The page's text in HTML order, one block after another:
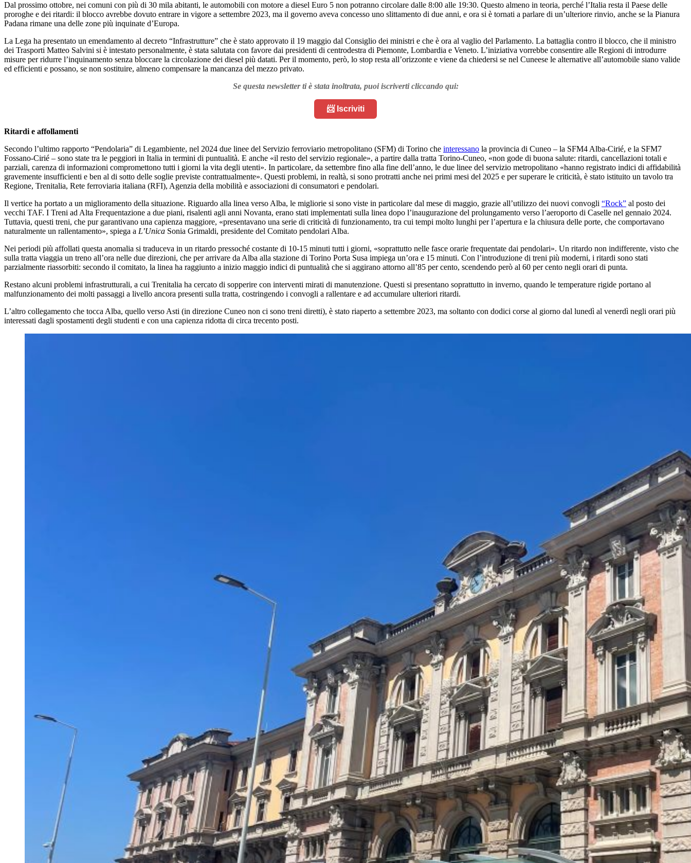
Dal prossimo ottobre, nei comuni con più di 30 mila abitanti, le automobili con motore a diesel Euro 5 non potranno circolare dalle 8:00 alle 19:30. Questo almeno in teoria, perché l’Italia resta il Paese delle
proroghe e dei ritardi: il blocco avrebbe dovuto entrare in vigore a settembre 2023, ma il governo aveva concesso uno slittamento di due anni, e ora si è tornati a parlare di un’ulteriore rinvio, anche se la Pianura
Padana rimane una delle zone più inquinate d’Europa.
La Lega ha presentato un emendamento al decreto “Infrastrutture” che è stato approvato il 19 maggio dal Consiglio dei ministri e che è ora al vaglio del Parlamento. La battaglia contro il blocco, che il ministro
dei Trasporti Matteo Salvini si è intestato personalmente, è stata salutata con favore dai presidenti di centrodestra di Piemonte, Lombardia e Veneto. L’iniziativa vorrebbe consentire alle Regioni di introdurre
misure per ridurre l’inquinamento senza bloccare la circolazione dei diesel più datati. Per il momento, però, lo stop resta all’orizzonte e viene da chiedersi se nel Cuneese le alternative all’automobile siano valide
ed efficienti e possano, se non sostituire, almeno compensare la mancanza del mezzo privato.
Se questa newsletter ti è stata inoltrata, puoi iscriverti cliccando qui:
📨 Iscriviti
Ritardi e affollamenti
Secondo l’ultimo rapporto “Pendolaria” di Legambiente, nel 2024 due linee del Servizio ferroviario metropolitano (SFM) di Torino che interessano la provincia di Cuneo – la SFM4 Alba-Cirié, e la SFM7
Fossano-Cirié – sono state tra le peggiori in Italia in termini di puntualità. E anche «il resto del servizio regionale», a partire dalla tratta Torino-Cuneo, «non gode di buona salute: ritardi, cancellazioni totali e
parziali, carenza di informazioni compromettono tutti i giorni la vita degli utenti». In particolare, da settembre fino alla fine dell’anno, le due linee del servizio metropolitano «hanno registrato indici di affidabilità
gravemente insufficienti e ben al di sotto delle soglie previste contrattualmente». Questi problemi, in realtà, si sono protratti anche nei primi mesi del 2025 e per superare le criticità, è stato istituito un tavolo tra
Regione, Trenitalia, Rete ferroviaria italiana (RFI), Agenzia della mobilità e associazioni di consumatori e pendolari.
Il vertice ha portato a un miglioramento della situazione. Riguardo alla linea verso Alba, le migliorie si sono viste in particolare dal mese di maggio, grazie all’utilizzo dei nuovi convogli “Rock” al posto dei
vecchi TAF. I Treni ad Alta Frequentazione a due piani, risalenti agli anni Novanta, erano stati implementati sulla linea dopo l’inaugurazione del prolungamento verso l’aeroporto di Caselle nel gennaio 2024.
Tuttavia, questi treni, che pur garantivano una capienza maggiore, «presentavano una serie di criticità di funzionamento, tra cui tempi molto lunghi per l’apertura e la chiusura delle porte, che comportavano
naturalmente un rallentamento», spiega a L’Unica Sonia Grimaldi, presidente del Comitato pendolari Alba.
Nei periodi più affollati questa anomalia si traduceva in un ritardo pressoché costante di 10-15 minuti tutti i giorni, «soprattutto nelle fasce orarie frequentate dai pendolari». Un ritardo non indifferente, visto che
sulla tratta viaggia un treno all’ora nelle due direzioni, che per arrivare da Alba alla stazione di Torino Porta Susa impiega un’ora e 15 minuti. Con l’introduzione di treni più moderni, i ritardi sono stati
parzialmente riassorbiti: secondo il comitato, la linea ha raggiunto a inizio maggio indici di puntualità che si aggirano attorno all’85 per cento, scendendo però al 60 per cento negli orari di punta.
Restano alcuni problemi infrastrutturali, a cui Trenitalia ha cercato di sopperire con interventi mirati di manutenzione. Questi si presentano soprattutto in inverno, quando le temperature rigide portano al
malfunzionamento dei molti passaggi a livello ancora presenti sulla tratta, costringendo i convogli a rallentare e ad accumulare ulteriori ritardi.
L’altro collegamento che tocca Alba, quello verso Asti (in direzione Cuneo non ci sono treni diretti), è stato riaperto a settembre 2023, ma soltanto con dodici corse al giorno dal lunedì al venerdì negli orari più
interessati dagli spostamenti degli studenti e con una capienza ridotta di circa trecento posti.